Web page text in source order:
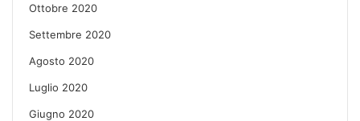
Ottobre 2020
Settembre 2020
Agosto 2020
Luglio 2020
Giugno 2020